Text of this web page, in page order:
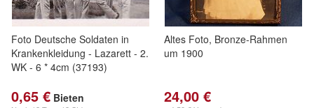
Foto Deutsche Soldaten in
Krankenkleidung - Lazarett - 2.
WK - 6 * 4cm (37193)
0,65 € Bieten
Altes Foto, Bronze-Rahmen
um 1900
24,00 €